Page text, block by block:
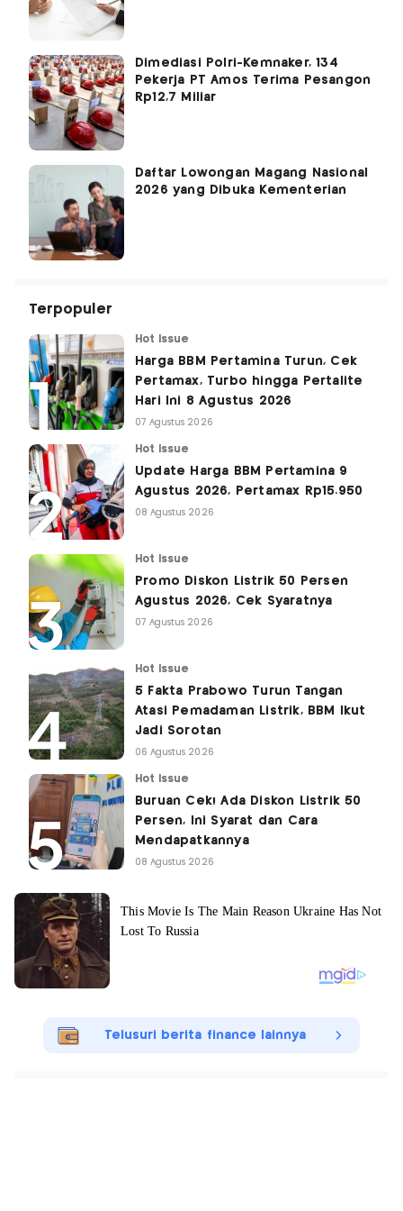
Dimediasi Polri-Kemnaker, 134
Pekerja PT Amos Terima Pesangon
Rp12,7 Miliar
Daftar Lowongan Magang Nasional
2026 yang Dibuka Kementerian
Terpopuler
Hot Issue
Harga BBM Pertamina Turun, Cek
Pertamax, Turbo hingga Pertalite
Hari Ini 8 Agustus 2026
07 Agustus 2026
Hot Issue
Update Harga BBM Pertamina 9
Agustus 2026, Pertamax Rp15.950
08 Agustus 2026
Hot Issue
Promo Diskon Listrik 50 Persen
Agustus 2026, Cek Syaratnya
07 Agustus 2026
Hot Issue
5 Fakta Prabowo Turun Tangan
Atasi Pemadaman Listrik, BBM Ikut
Jadi Sorotan
06 Agustus 2026
Hot Issue
Buruan Cek! Ada Diskon Listrik 50
Persen, Ini Syarat dan Cara
Mendapatkannya
08 Agustus 2026
Telusuri berita finance lainnya